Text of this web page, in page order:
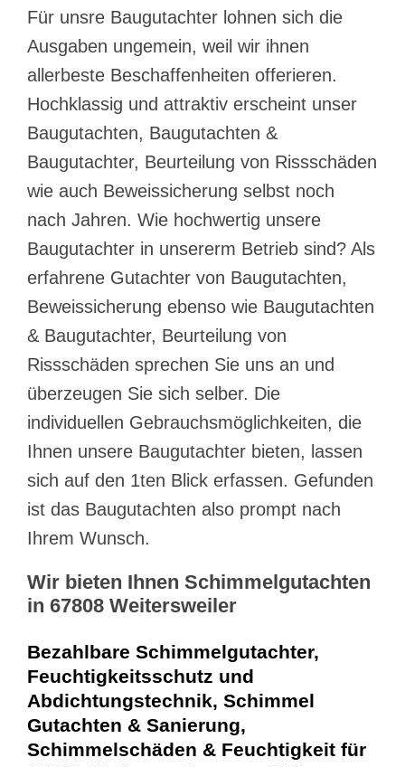
Für unsre Baugutachter lohnen sich die
Ausgaben ungemein, weil wir ihnen
allerbeste Beschaffenheiten offerieren.
Hochklassig und attraktiv erscheint unser
Baugutachten, Baugutachten &
Baugutachter, Beurteilung von Rissschäden
wie auch Beweissicherung selbst noch
nach Jahren. Wie hochwertig unsere
Baugutachter in unsererm Betrieb sind? Als
erfahrene Gutachter von Baugutachten,
Beweissicherung ebenso wie Baugutachten
& Baugutachter, Beurteilung von
Rissschäden sprechen Sie uns an und
überzeugen Sie sich selber. Die
individuellen Gebrauchsmöglichkeiten, die
Ihnen unsere Baugutachter bieten, lassen
sich auf den 1ten Blick erfassen. Gefunden
ist das Baugutachten also prompt nach
Ihrem Wunsch.
Wir bieten Ihnen Schimmelgutachten
in 67808 Weitersweiler
Bezahlbare Schimmelgutachter,
Feuchtigkeitsschutz und
Abdichtungstechnik, Schimmel
Gutachten & Sanierung,
Schimmelschäden & Feuchtigkeit für